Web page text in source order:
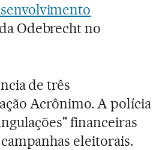
Odebrecht no
de três
Acrônimo. A polícia
financeiras
eleitorais.